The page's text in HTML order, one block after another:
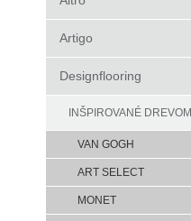
Artigo
Designflooring
INŠPIROVANÉ DREVOM
VAN GOGH
ART SELECT
MONET